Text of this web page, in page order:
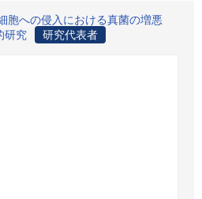
胞への侵入における真菌の増悪
研究
研究代表者